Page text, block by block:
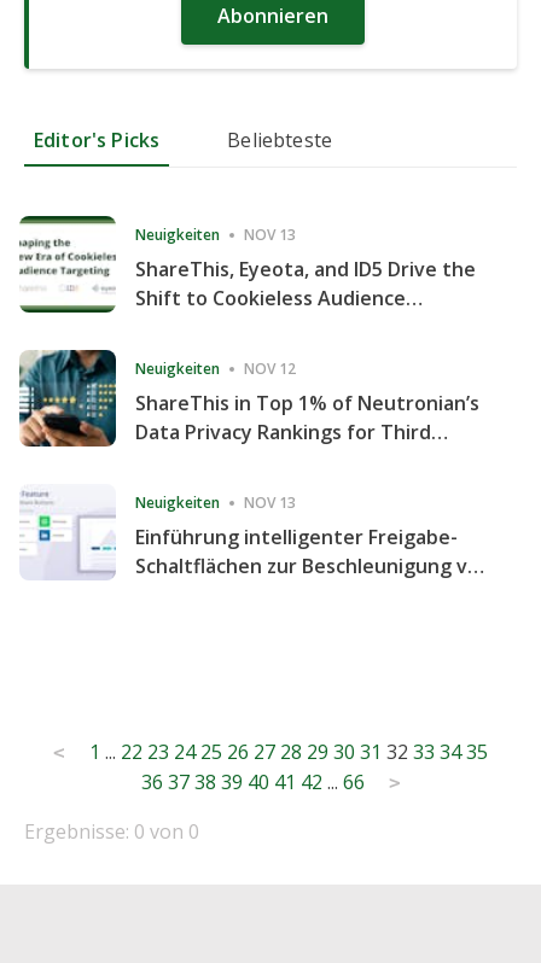
Abonnieren
Editor's Picks Beliebteste
Neuigkeiten NOV 13
ShareThis, Eyeota, and ID5 Drive the
Shift to Cookieless Audience
Neuigkeiten NOV 12
ShareThis in Top 1% of Neutronian’s
Data Privacy Rankings for Third
Neuigkeiten NOV 13
Einführung intelligenter Freigabe-
Schaltflächen zur Beschleunigung von
Posts
pagination
< 1 ... 22 23 24 25 26 27 28 29 30 31 32 33 3435
36 37 38 39 40 41 42 ... 66 >
Ergebnisse: 0 von 0